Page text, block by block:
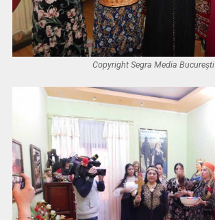
Copyright Segra Media București